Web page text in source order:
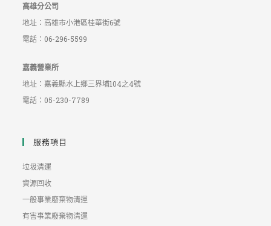
高雄分公司
地址：高雄市小港區桂華街6號
電話：06-296-5599
嘉義營業所
地址：嘉義縣水上鄉三界埔104之4號
電話：05-230-7789
服務項目
垃圾清運
資源回收
一般事業廢棄物清運
有害事業廢棄物清運